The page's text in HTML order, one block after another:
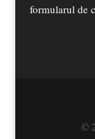
formularul de
©